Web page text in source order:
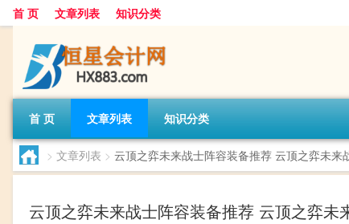
首 页 文章列表 知识分类
首 页 文章列表 知识分类
> 文章列表 > 云顶之弈未来战士阵容装备推荐 云顶之弈未来
云顶之弈未来战士阵容装备推荐 云顶之弈未